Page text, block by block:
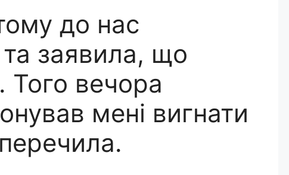
до нас
заявила, що
вечора
мені вигнати